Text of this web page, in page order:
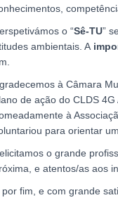
o “Sê-TU”
ambientais. A
à Câmara
de ação do CLDS
à
para orientar
o grande
e atentos/as aos
por fim, e com grande